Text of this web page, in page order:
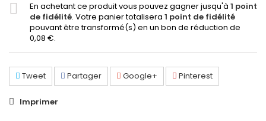
En achetant ce produit vous pouvez gagner jusqu'à 1 point
de fidélité. Votre panier totalisera 1 point de fidélité
pouvant être transformé(s) en un bon de réduction de
0,08 €.
Tweet Partager Google+ Pinterest
Imprimer